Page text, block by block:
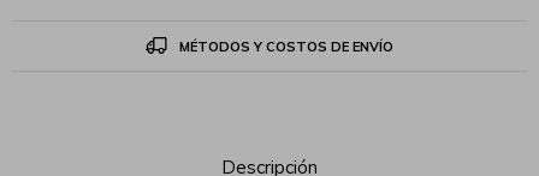
MÉTODOS Y COSTOS DE ENVÍO
Descripción